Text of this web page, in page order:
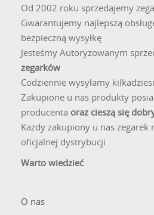
Zegarki z taką specyfikacją są
sytuacje, jednak do pływania lub
są modele o wyższej klasie
Od 2002 roku sprzedajemy
Gwarantujemy najlepszą
bezpieczną wysyłkę
Jesteśmy Autoryzowanym
zegarków
Codziennie wysyłamy
Zakupione u nas produkty
producenta oraz cieszą się
Każdy zakupiony u nas zegarek
oficjalnej dystrybucji
Warto wiedzieć
O nas